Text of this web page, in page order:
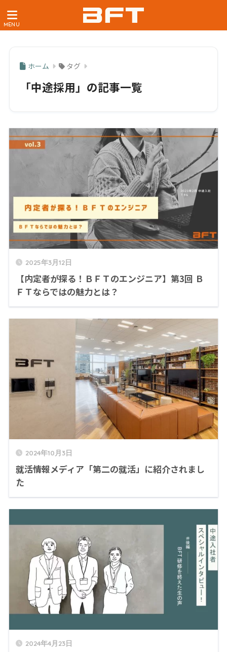
ホーム タグ
「中途採用」の記事一覧
2025年3月12日
【内定者が探る！ＢＦＴのエンジニア】第3回 Ｂ
ＦＴならではの魅力とは？
2024年10月3日
就活情報メディア「第二の就活」に紹介されまし
た
2024年4月23日